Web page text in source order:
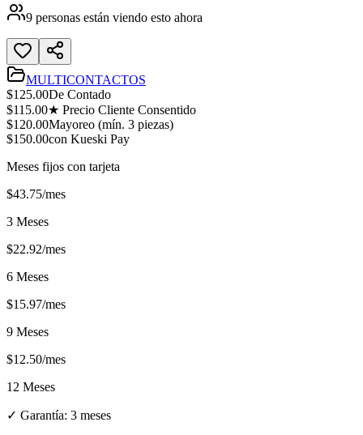
9 personas están viendo esto ahora
MULTICONTACTOS
$125.00De Contado
$115.00★ Precio Cliente Consentido
$120.00Mayoreo (mín. 3 piezas)
$150.00con Kueski Pay
Meses fijos con tarjeta
$43.75/mes
3 Meses
$22.92/mes
6 Meses
$15.97/mes
9 Meses
$12.50/mes
12 Meses
✓ Garantía: 3 meses